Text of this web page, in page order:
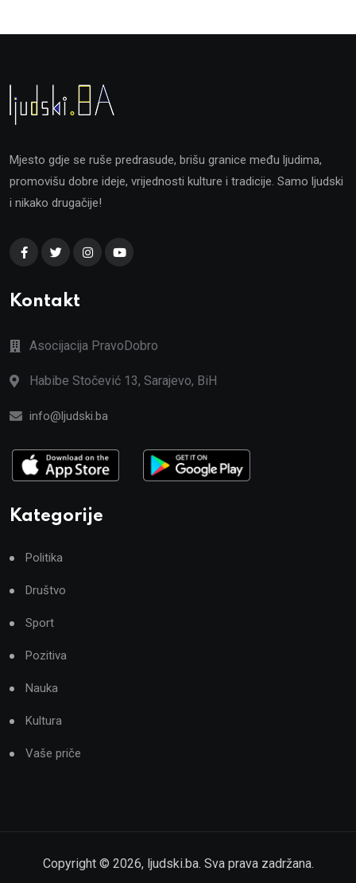
Mjesto gdje se ruše predrasude, brišu granice među ljudima,
promovišu dobre ideje, vrijednosti kulture i tradicije. Samo ljudski
i nikako drugačije!
Kontakt
Asocijacija PravoDobro
Habibe Stočević 13, Sarajevo, BiH
info@ljudski.ba
Kategorije
Politika
Društvo
Sport
Pozitiva
Nauka
Kultura
Vaše priče
Copyright © 2026, ljudski.ba. Sva prava zadržana.